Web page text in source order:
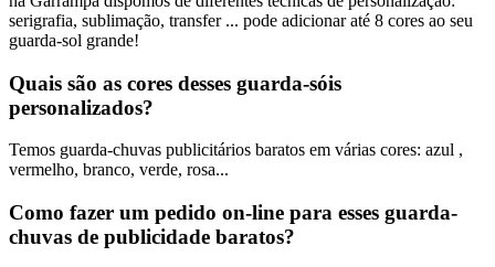
serigrafia, sublimação, transfer ... pode adicionar até 8 cores ao seu
guarda-sol grande!
Quais são as cores desses guarda-sóis
personalizados?
Temos guarda-chuvas publicitários baratos em várias cores: azul ,
vermelho, branco, verde, rosa...
Como fazer um pedido on-line para esses guarda-
chuvas de publicidade baratos?